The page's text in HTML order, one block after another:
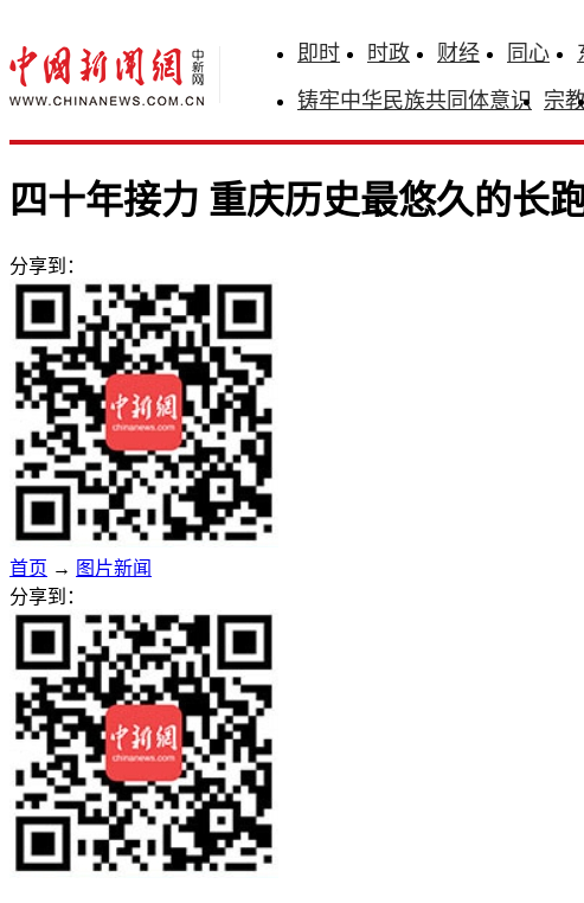
即时 时政 财经 同心
铸牢中华民族共同体意识 宗
四十年接力 重庆历史最悠久的长
分享到：
首页 → 图片新闻
分享到：